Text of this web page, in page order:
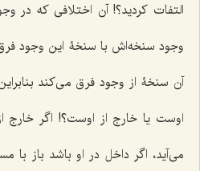
التفات کردید؟! آن اختلافی که در
وجود سنخه‌اش با سنخۀ این وجود
آن سنخۀ از وجود فرق می‌کند
اوست یا خارج از اوست؟! اگر خارج
می‌آید، اگر داخل در او باشد باز با